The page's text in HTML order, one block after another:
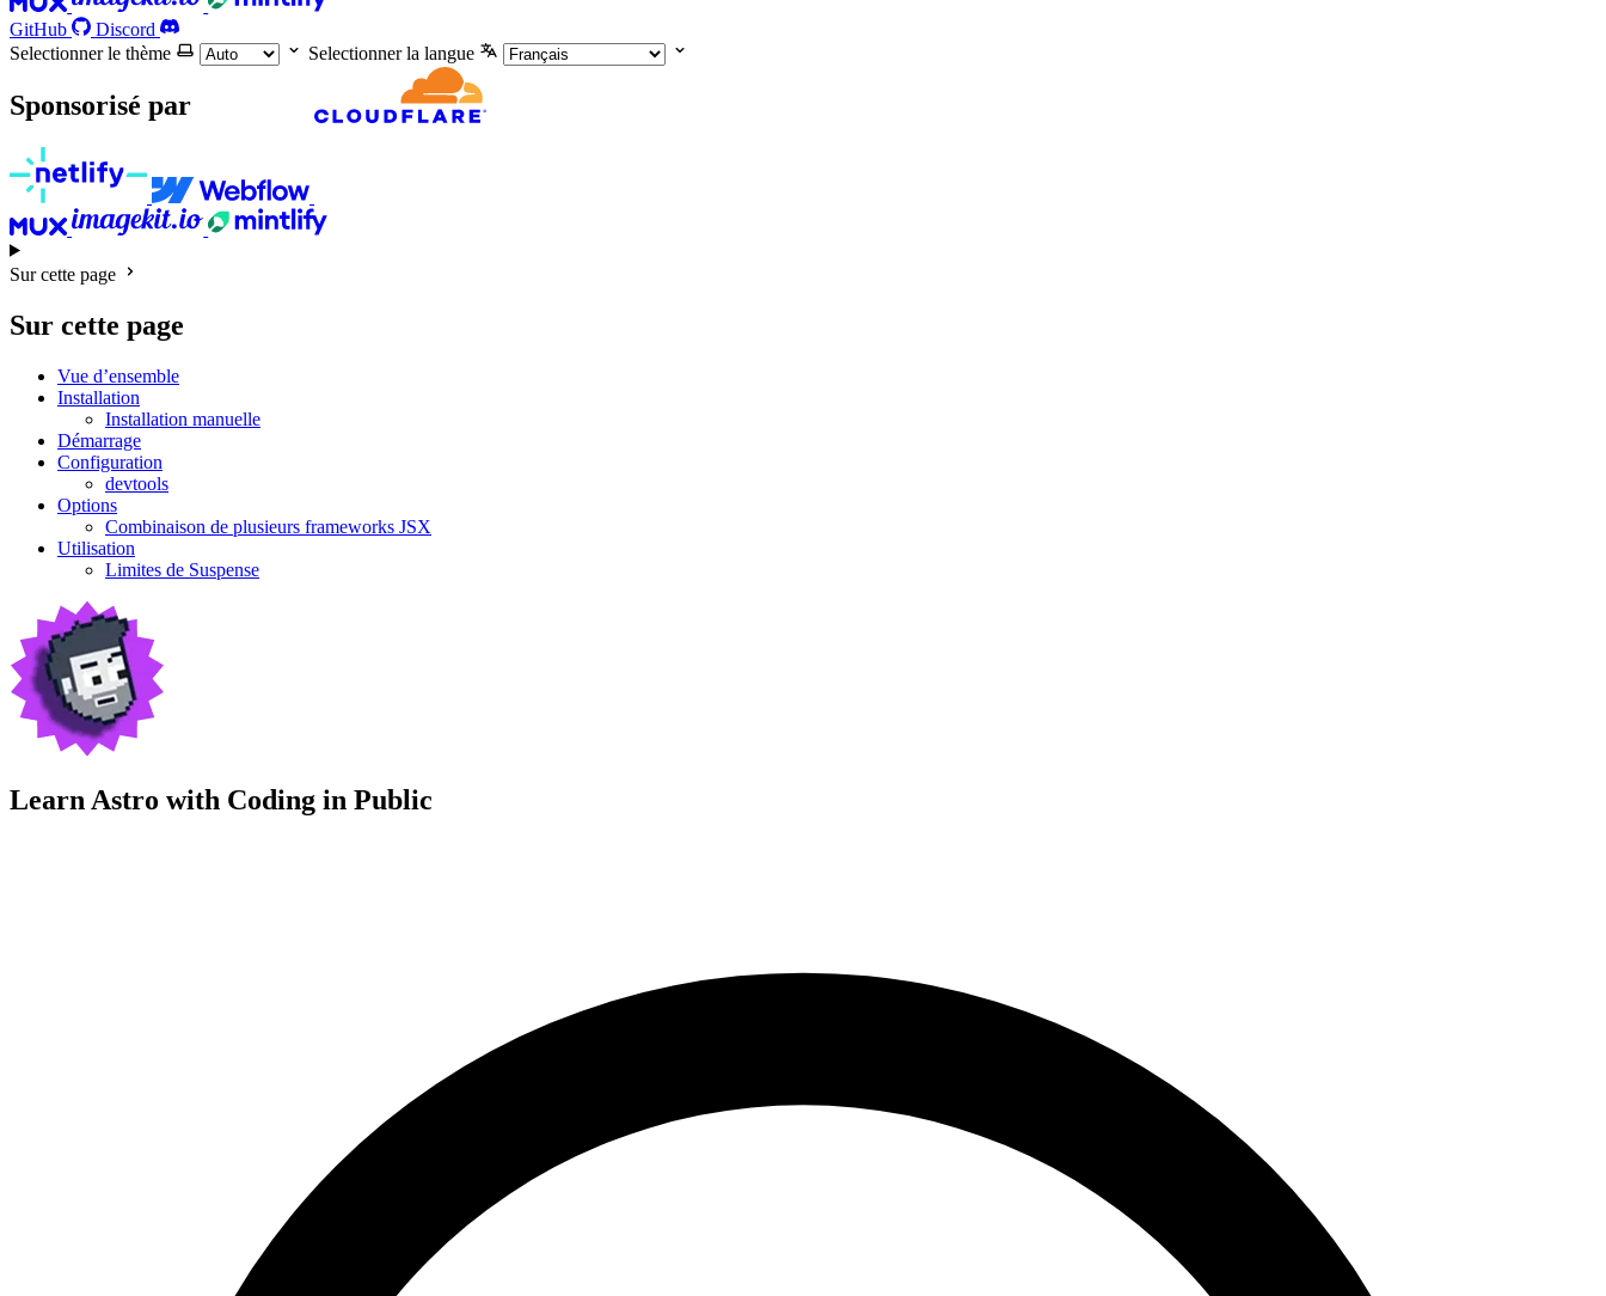
GitHub
Discord
Selectionner le thème
Selectionner la langue
Sponsorisé par
Sur cette page
Sur cette page
Vue d’ensemble
Installation
Installation manuelle
Démarrage
Configuration
devtools
Options
Combinaison de plusieurs frameworks JSX
Utilisation
Limites de Suspense
Learn Astro with Coding in Public